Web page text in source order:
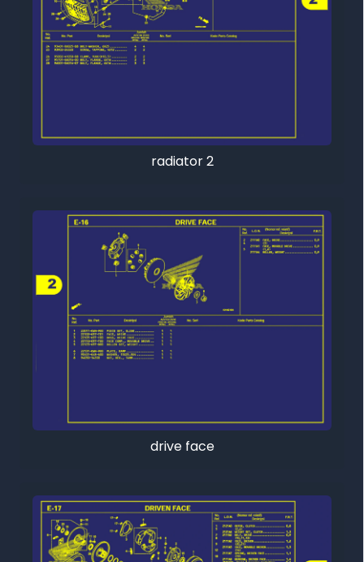
radiator 2
drive face